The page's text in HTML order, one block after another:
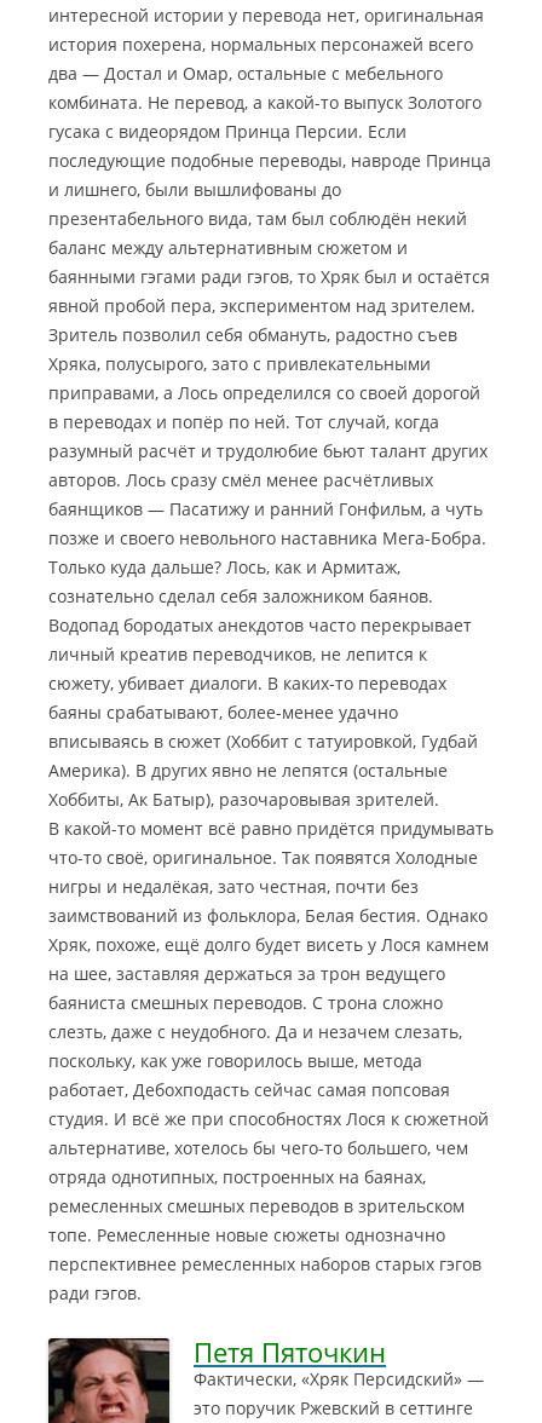
интересной истории у перевода нет, оригинальная
история похерена, нормальных персонажей всего
два — Достал и Омар, остальные с мебельного
комбината. Не перевод, а какой-то выпуск Золотого
гусака с видеорядом Принца Персии. Если
последующие подобные переводы, навроде Принца
и лишнего, были вышлифованы до
презентабельного вида, там был соблюдён некий
баланс между альтернативным сюжетом и
баянными гэгами ради гэгов, то Хряк был и остаётся
явной пробой пера, экспериментом над зрителем.
Зритель позволил себя обмануть, радостно съев
Хряка, полусырого, зато с привлекательными
приправами, а Лось определился со своей дорогой
в переводах и попёр по ней. Тот случай, когда
разумный расчёт и трудолюбие бьют талант других
авторов. Лось сразу смёл менее расчётливых
баянщиков — Пасатижу и ранний Гонфильм, а чуть
позже и своего невольного наставника Мега-Бобра.
Только куда дальше? Лось, как и Армитаж,
сознательно сделал себя заложником баянов.
Водопад бородатых анекдотов часто перекрывает
личный креатив переводчиков, не лепится к
сюжету, убивает диалоги. В каких-то переводах
баяны срабатывают, более-менее удачно
вписываясь в сюжет (Хоббит с татуировкой, Гудбай
Америка). В других явно не лепятся (остальные
Хоббиты, Ак Батыр), разочаровывая зрителей.
В какой-то момент всё равно придётся придумывать
что-то своё, оригинальное. Так появятся Холодные
нигры и недалёкая, зато честная, почти без
заимствований из фольклора, Белая бестия. Однако
Хряк, похоже, ещё долго будет висеть у Лося камнем
на шее, заставляя держаться за трон ведущего
баяниста смешных переводов. С трона сложно
слезть, даже с неудобного. Да и незачем слезать,
поскольку, как уже говорилось выше, метода
работает, Дебохподасть сейчас самая попсовая
студия. И всё же при способностях Лося к сюжетной
альтернативе, хотелось бы чего-то большего, чем
отряда однотипных, построенных на баянах,
ремесленных смешных переводов в зрительском
топе. Ремесленные новые сюжеты однозначно
перспективнее ремесленных наборов старых гэгов
ради гэгов.
Петя Пяточкин
Фактически, «Хряк Персидский» —
это поручик Ржевский в сеттинге